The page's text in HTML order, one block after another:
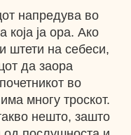
напредува во
која ја ора. Ако
штети на себеси,
да заора
во
многу троскот.
нешто, зашто